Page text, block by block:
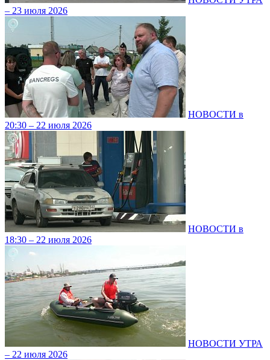
– 23 июля 2026
НОВОСТИ в
20:30 – 22 июля 2026
НОВОСТИ в
18:30 – 22 июля 2026
НОВОСТИ УТРА
– 22 июля 2026